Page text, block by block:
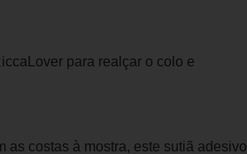
para realçar o colo e
as costas à mostra, este sutiã adesivo